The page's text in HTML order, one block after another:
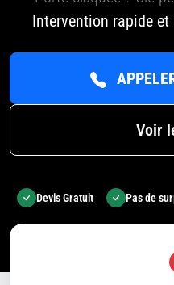
Intervention rapide
Voir
Devis Gratuit Pas de